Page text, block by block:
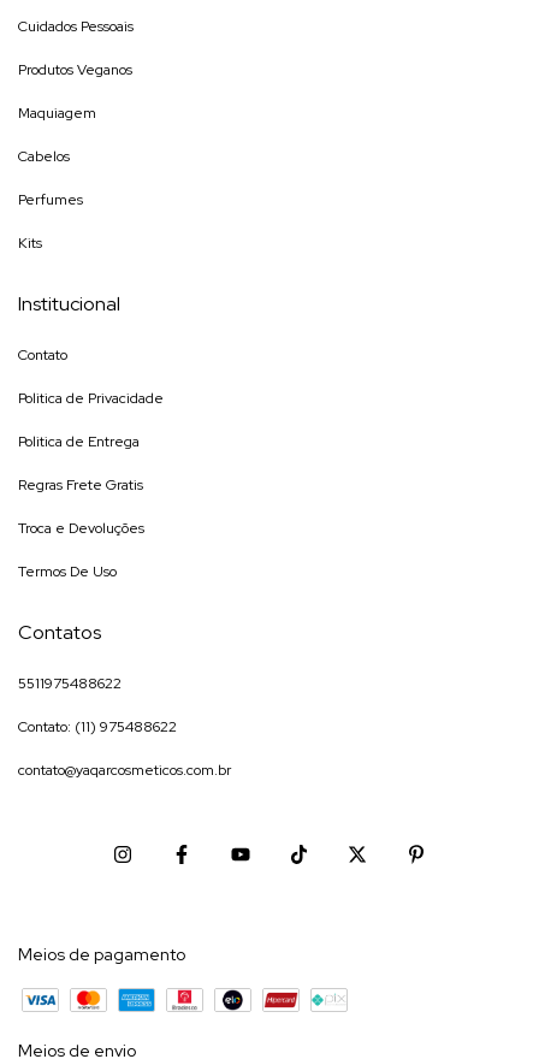
Cuidados Pessoais
Produtos Veganos
Maquiagem
Cabelos
Perfumes
Kits
Institucional
Contato
Politica de Privacidade
Politica de Entrega
Regras Frete Gratis
Troca e Devoluções
Termos De Uso
Contatos
5511975488622
Contato: (11) 975488622
contato@yaqarcosmeticos.com.br
Meios de pagamento
Meios de envio